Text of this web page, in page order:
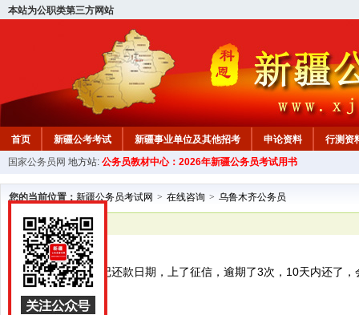
本站为公职类第三方网站
首页 新疆公考考试 新疆事业单位及其他招考 申论资料 行测资
新疆公务员行测试题 在线咨询 教材中心
国家公务员网 地方站: 公务员教材中心：2026年新疆公务员考试用书
您的当前位置： 新疆公务员考试网 > 在线咨询 > 乌鲁木齐公务员
已解决
乌鲁木齐公务员
信用卡逾期因忘记还款日期，上了征信，逾期了3次，10天内还了